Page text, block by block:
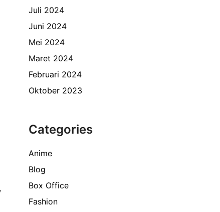
Juli 2024
Juni 2024
Mei 2024
Maret 2024
Februari 2024
Oktober 2023
Categories
Anime
Blog
Box Office
Fashion